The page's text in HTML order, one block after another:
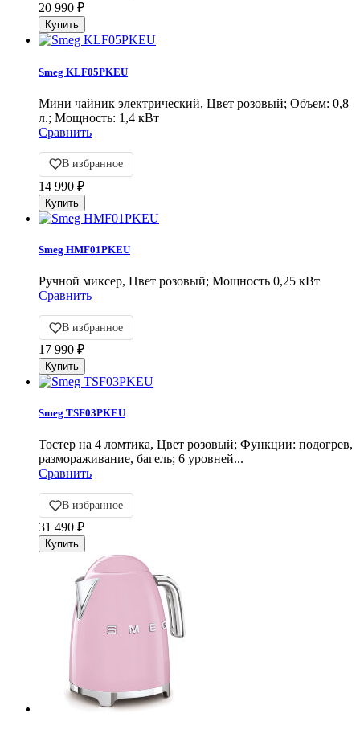
20 990 ₽
Smeg KLF05PKEU
Мини чайник электрический, Цвет розовый; Объем: 0,8
л.; Мощность: 1,4 кВт
Сравнить
В избранное
14 990 ₽
Smeg HMF01PKEU
Ручной миксер, Цвет розовый; Мощность 0,25 кВт
Сравнить
В избранное
17 990 ₽
Smeg TSF03PKEU
Тостер на 4 ломтика, Цвет розовый; Функции: подогрев,
размораживание, багель; 6 уровней...
Сравнить
В избранное
31 490 ₽